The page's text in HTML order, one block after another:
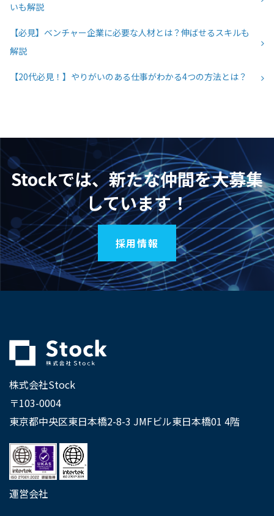
いも解説
【必見】ベンチャー企業に必要な人材とは？伸ばせるスキルも
解説
【20代必見！】やりがいのある仕事がわかる4つの方法とは？
Stockでは、新たな仲間を大募集
しています！
採用情報
株式会社Stock
〒103-0004
東京都中央区東日本橋2-8-3 JMFビル東日本橋01 4階
運営会社